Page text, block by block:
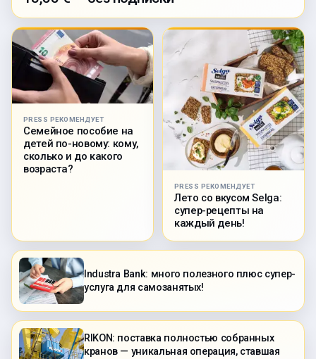
PRESS РЕКОМЕНДУЕТ
Семейное пособие на
детей по-новому: кому,
сколько и до какого
возраста?
PRESS РЕКОМЕНДУЕТ
Лето со вкусом Selga:
супер-рецепты на
каждый день!
Industra Bank: много полезного плюс супер-
услуга для самозанятых!
RIKON: поставка полностью собранных
кранов — уникальная операция, ставшая